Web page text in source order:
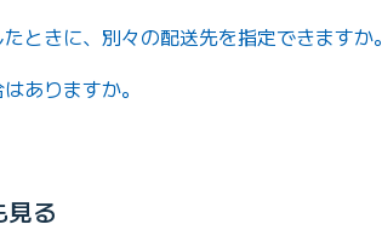
ときに、別々の配送先を指定できますか。
ありますか。
る